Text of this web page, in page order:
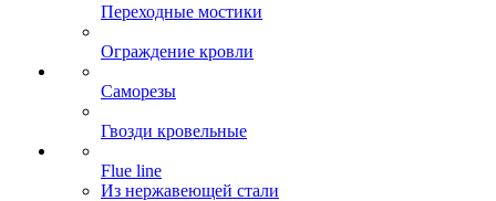
Переходные мостики
Ограждение кровли
Саморезы
Гвозди кровельные
Flue line
Из нержавеющей стали